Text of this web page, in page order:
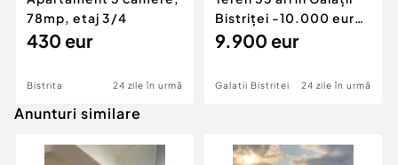
78mp, etaj 3/4
430 eur
Bistrita 24 zile în urmă
Bistriței -10.000 euro
(188/ar)
9.900 eur
Galatii Bistritei 24 zile în urmă
Anunturi similare